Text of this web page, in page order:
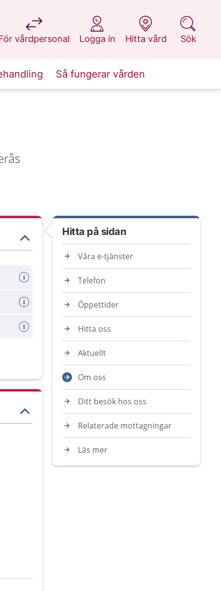
vårdpersonal
på 1177.se
Logga in
på 1177.se
Hitta vård
på 1177.se
Sök
på 1177.se
Så fungerar vården
Hitta på sidan
Våra e-tjänster
Telefon
Öppettider
Hitta oss
Aktuellt
Om oss
Ditt besök hos oss
Relaterade mottagningar
Läs mer